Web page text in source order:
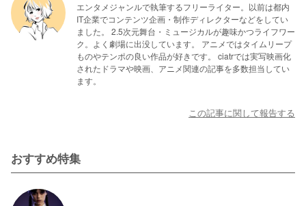
エンタメジャンルで執筆するフリーライター。以前は都内
IT企業でコンテンツ企画・制作ディレクターなどをしてい
ました。 2.5次元舞台・ミュージカルが趣味かつライフワー
ク。よく劇場に出没しています。 アニメではタイムリープ
ものやテンポの良い作品が好きです。 ciatrでは実写映画化
されたドラマや映画、アニメ関連の記事を多数担当してい
ます。
この記事に関して報告する
おすすめ特集